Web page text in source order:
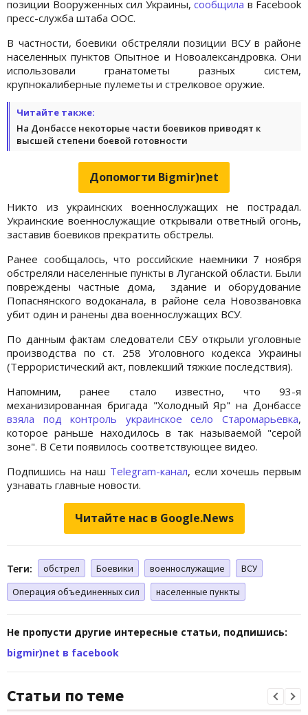
позиции Вооруженных сил Украины, сообщила в Facebook
пресс-служба штаба ООС.
В частности, боевики обстреляли позиции ВСУ в районе
населенных пунктов Опытное и Новоалександровка. Они
использовали гранатометы разных систем,
крупнокалиберные пулеметы и стрелковое оружие.
Читайте также:
На Донбассе некоторые части боевиков приводят к
высшей степени боевой готовности
Допомогти Bigmir)net
Никто из украинских военнослужащих не пострадал.
Украинские военнослужащие открывали ответный огонь,
заставив боевиков прекратить обстрелы.
Ранее сообщалось, что российские наемники 7 ноября
обстреляли населенные пункты в Луганской области. Были
повреждены частные дома, здание и оборудование
Попаснянского водоканала, в районе села Новозвановка
убит один и ранены два военнослужащих ВСУ.
По данным фактам следователи СБУ открыли уголовные
производства по ст. 258 Уголовного кодекса Украины
(Террористический акт, повлекший тяжкие последствия).
Напомним, ранее стало известно, что 93-я
механизированная бригада "Холодный Яр" на Донбассе
взяла под контроль украинское село Старомарьевка,
которое раньше находилось в так называемой "серой
зоне". В Сети появилось соответствующее видео.
Подпишись на наш Telegram-канал, если хочешь первым
узнавать главные новости.
Читайте нас в Google.News
Теги: обстрел Боевики военнослужащие
ВСУ
Операция объединенных сил
населенные пункты
Не пропусти другие интересные статьи, подпишись:
bigmir)net в facebook
Статьи по теме